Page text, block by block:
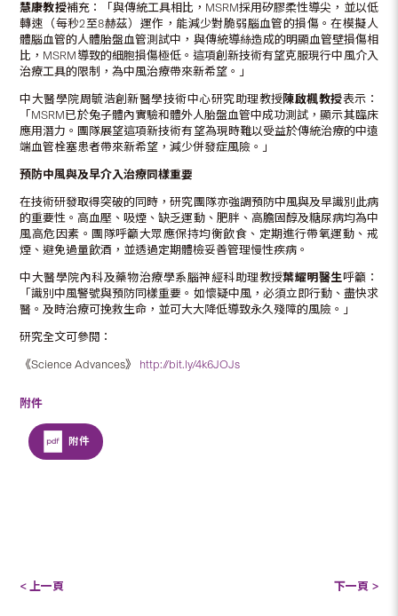
慧康教授補充：「與傳統工具相比，MSRM採用矽膠柔性導尖，並以低
轉速（每秒2至8赫茲）運作，能減少對脆弱腦血管的損傷。在模擬人
體腦血管的人體胎盤血管測試中，與傳統導絲造成的明顯血管壁損傷相
比，MSRM導致的細胞損傷極低。這項創新技術有望克服現行中風介入
治療工具的限制，為中風治療帶來新希望。」
中大醫學院周毓浩創新醫學技術中心研究助理教授陳啟楓教授表示：
「MSRM已於兔子體內實驗和體外人胎盤血管中成功測試，顯示其臨床
應用潛力。團隊展望這項新技術有望為現時難以受益於傳統治療的中遠
端血管栓塞患者帶來新希望，減少併發症風險。」
預防中風與及早介入治療同樣重要
在技術研發取得突破的同時，研究團隊亦強調預防中風與及早識別此病
的重要性。高血壓、吸煙、缺乏運動、肥胖、高膽固醇及糖尿病均為中
風高危因素。團隊呼籲大眾應保持均衡飲食、定期進行帶氧運動、戒
煙、避免過量飲酒，並透過定期體檢妥善管理慢性疾病。
中大醫學院內科及藥物治療學系腦神經科助理教授葉耀明醫生呼籲：
「識別中風警號與預防同樣重要。如懷疑中風，必須立即行動、盡快求
醫。及時治療可挽救生命，並可大大降低導致永久殘障的風險。」
研究全文可參閱：
《Science Advances》 http://bit.ly/4k6JOJs
附件
附件
< 上一頁 下一頁 >